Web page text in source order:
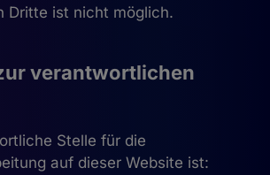
Dritte ist nicht möglich.
verantwortlichen
Stelle für die
auf dieser Website ist: